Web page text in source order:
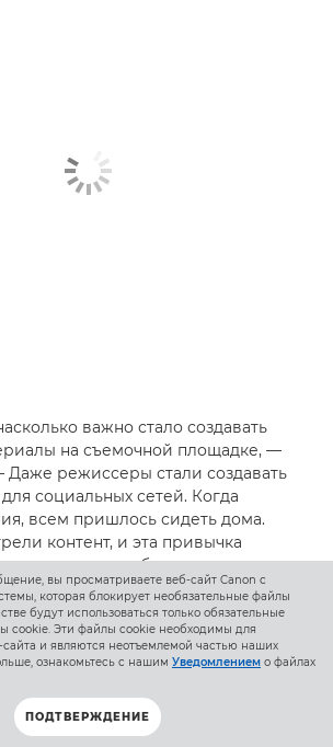
важно стало создавать
на съемочной площадке, —
режиссеры стали создавать
социальных сетей. Когда
всем пришлось сидеть дома.
контент, и эта привычка
очень важно публиковать что-
сетях».
вы просматриваете веб-сайт Canon с
которая блокирует необязательные файлы
будут использоваться только обязательные
cookie. Эти файлы cookie необходимы для
и являются неотъемлемой частью наших
ознакомьтесь с нашим Уведомлением о файлах
ПОДТВЕРЖДЕНИЕ